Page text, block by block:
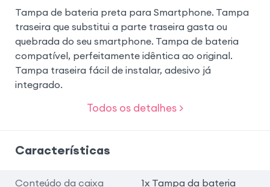
Tampa de bateria preta para Smartphone. Tampa
traseira que substitui a parte traseira gasta ou
quebrada do seu smartphone. Tampa de bateria
compatível, perfeitamente idêntica ao original.
Tampa traseira fácil de instalar, adesivo já
integrado.
Todos os detalhes >
Características
Conteúdo da caixa 1x Tampa da bateria